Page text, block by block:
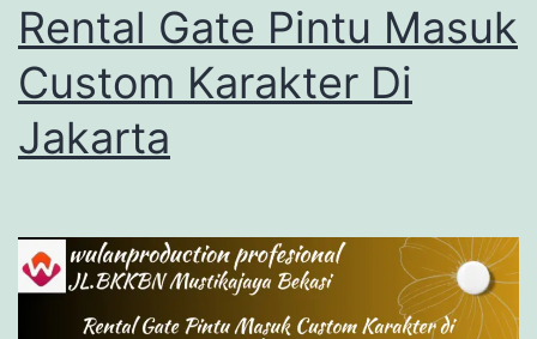
Rental Gate Pintu Masuk
Custom Karakter Di
Jakarta